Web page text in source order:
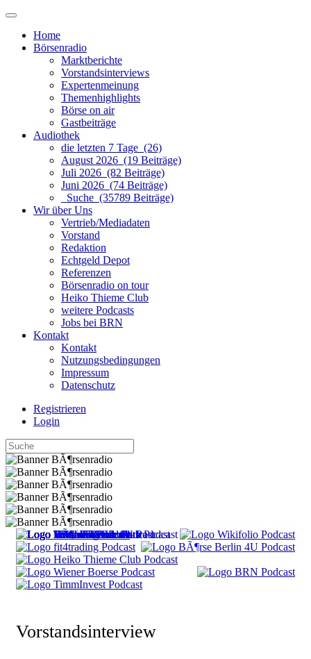
Home
Börsenradio
Marktberichte
Vorstandsinterviews
Expertenmeinung
Themenhighlights
Börse on air
Gastbeiträge
Audiothek
die letzten 7 Tage (26)
August 2026 (19 Beiträge)
Juli 2026 (82 Beiträge)
Juni 2026 (74 Beiträge)
Suche (35789 Beiträge)
Wir über Uns
Vertrieb/Mediadaten
Vorstand
Redaktion
Echtgeld Depot
Referenzen
Börsenradio on tour
Heiko Thieme Club
weitere Podcasts
Jobs bei BRN
Kontakt
Kontakt
Nutzungsbedingungen
Impressum
Datenschutz
Registrieren
Login
Vorstandsinterview